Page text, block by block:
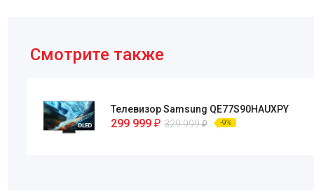
Смотрите также
Телевизор Samsung QE77S90HAUXPY
299 999 ₽ 329 999₽ -9%